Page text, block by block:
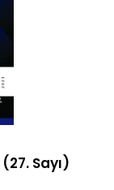
Sayı)